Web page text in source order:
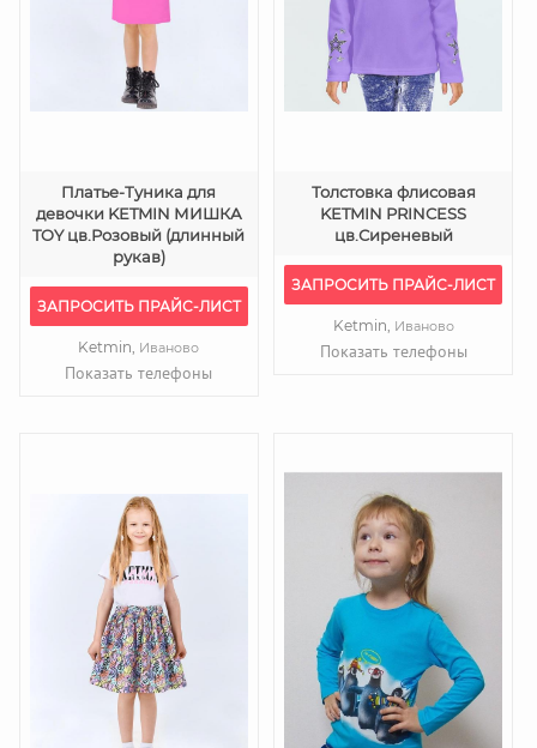
Платье-Туника для
девочки KETMIN МИШКА
TOY цв.Розовый (длинный
рукав)
ЗАПРОСИТЬ ПРАЙС-ЛИСТ
Ketmin, Иваново
Показать телефоны
Толстовка флисовая
KETMIN PRINCESS
цв.Сиреневый
ЗАПРОСИТЬ ПРАЙС-ЛИСТ
Ketmin, Иваново
Показать телефоны